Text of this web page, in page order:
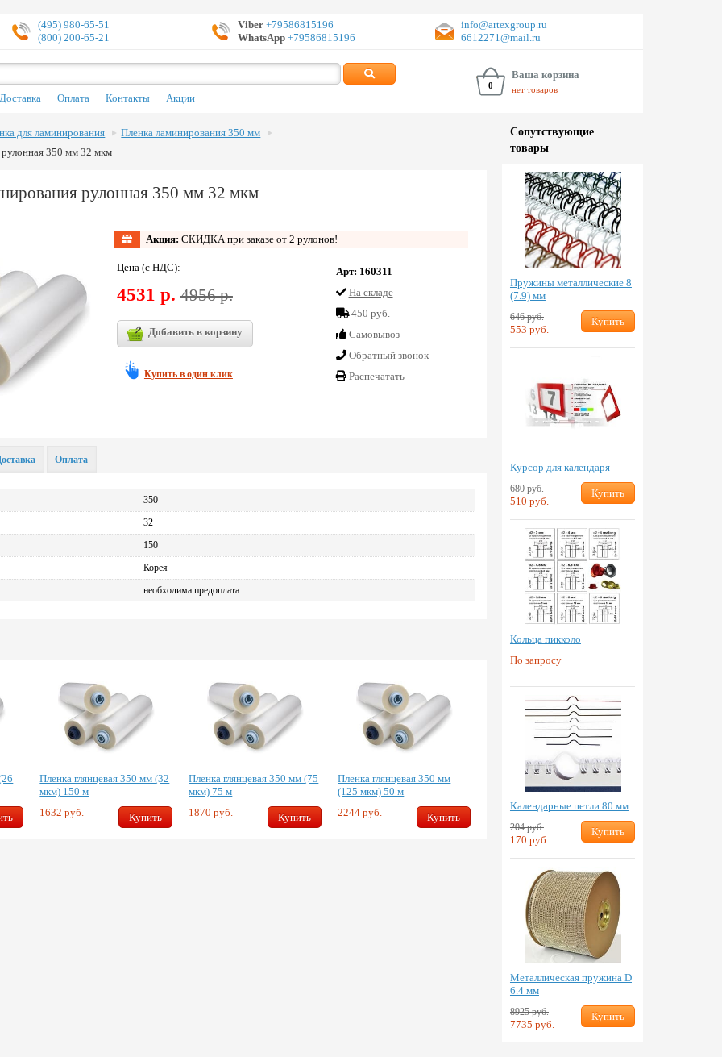
(495) 980-65-51
(800) 200-65-21
Viber+79586815196
WhatsApp+79586815196
info@artexgroup.ru
6612271@mail.ru
Доставка Оплата Контакты Акции
0
Ваша корзина
нет товаров
для ламинирования
Пленка ламинирования 350 мм
рулонная 350 мм 32 мкм
рулонная 350 мм 32 мкм
Акция: СКИДКА при заказе от 2 рулонов!
Цена (с НДС):
4531 р. 4956 р.
Добавить в корзину
Купить в один клик
Арт: 160311
На складе
450 руб.
Cамовывоз
Обратный звонок
Распечатать
350
32
150
Корея
необходима предоплата
Оплата
Пленка глянцевая 350 мм (32
мкм) 150 м
1632 руб.
Купить
Пленка глянцевая 350 мм (75
мкм) 75 м
1870 руб.
Купить
Пленка глянцевая 350 мм
(125 мкм) 50 м
2244 руб.
Купить
Сопут­ствую­щие
товары
Пружины металлические 8
(7.9) мм
646 руб.
553 руб.
Купить
Курсор для календаря
680 руб.
510 руб.
Купить
Кольца пикколо
По запросу
Календарные петли 80 мм
204 руб.
170 руб.
Купить
Металлическая пружина D
6.4 мм
8925 руб.
7735 руб.
Купить